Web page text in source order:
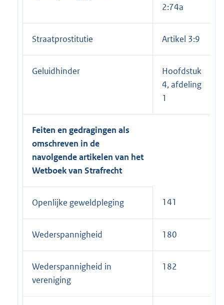
2:74a
Straatprostitutie Artikel 3:9
Geluidhinder
Hoofdstuk
4, afdeling
1
Feiten en gedragingen als
omschreven in de
navolgende artikelen van het
Wetboek van Strafrecht
Openlijke geweldpleging 141
Wederspannigheid 180
Wederspannigheid in
vereniging
182